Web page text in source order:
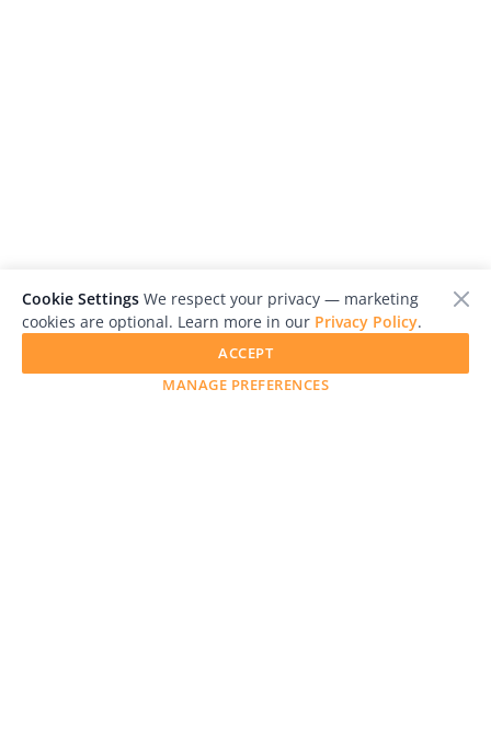
Cookie Settings We respect your privacy — marketing
cookies are optional. Learn more in our Privacy Policy.
MANAGE PREFERENCES
ACCEPT